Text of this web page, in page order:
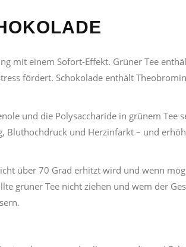
mit einem Sofort-Effekt. Grüner Tee
fördert. Schokolade enthält
und die Polysaccharide in grünem Tee
Bluthochdruck und Herzinfarkt – und
über 70 Grad erhitzt wird und wenn
grüner Tee nicht ziehen und wem der